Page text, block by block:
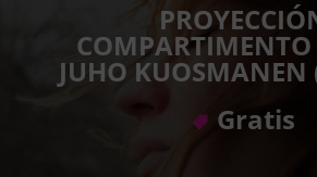
COMPARTIMENTO
JUHO KUOSMANEN
Gratis